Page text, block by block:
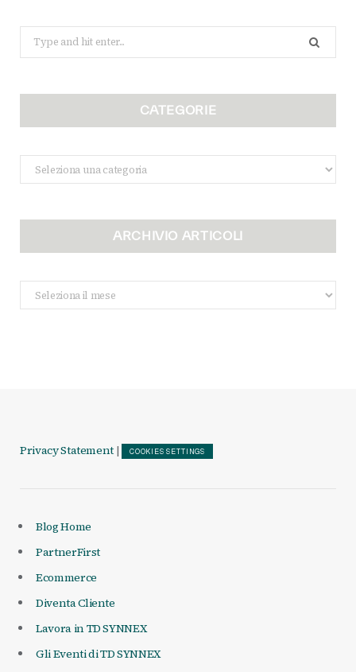
Search
for:
CATEGORIE
Categorie
ARCHIVIO ARTICOLI
Archivio
Articoli
Privacy Statement | COOKIES SETTINGS
Blog Home
PartnerFirst
Ecommerce
Diventa Cliente
Lavora in TD SYNNEX
Gli Eventi di TD SYNNEX